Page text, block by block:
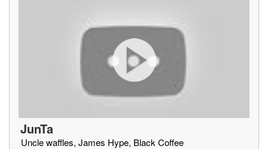
JunTa
Uncle waffles, James Hype, Black Coffee